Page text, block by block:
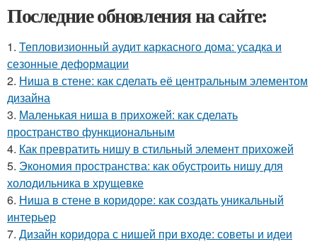
Последние обновления на сайте:
1. Тепловизионный аудит каркасного дома: усадка и
сезонные деформации
2. Ниша в стене: как сделать её центральным элементом
дизайна
3. Маленькая ниша в прихожей: как сделать
пространство функциональным
4. Как превратить нишу в стильный элемент прихожей
5. Экономия пространства: как обустроить нишу для
холодильника в хрущевке
6. Ниша в стене в коридоре: как создать уникальный
интерьер
7. Дизайн коридора с нишей при входе: советы и идеи